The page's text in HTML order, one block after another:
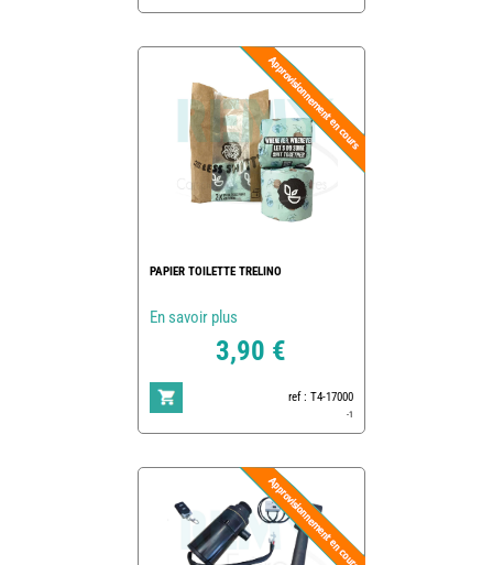
PAPIER TOILETTE TRELINO
En savoir plus
3,90 €
ref : T4-17000
-1